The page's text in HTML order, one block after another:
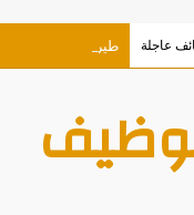
عاجلة طيران الاتحاد